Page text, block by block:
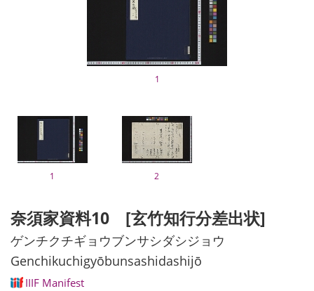
1
1 2
奈須家資料10 [玄竹知行分差出状]
ゲンチクチギョウブンサシダシジョウ
Genchikuchigyōbunsashidashijō
IIIF Manifest